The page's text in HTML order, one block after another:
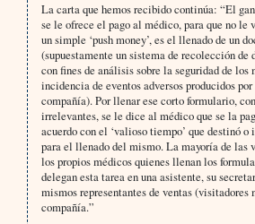
La carta que hemos recibido continúa: “El
se le ofrece el pago al médico, para que no le
un simple ‘push money’, es el llenado de un
(supuestamente un sistema de recolección de
con fines de análisis sobre la seguridad de los
incidencia de eventos adversos producidos
compañía). Por llenar ese corto formulario,
irrelevantes, se le dice al médico que se la
acuerdo con el ‘valioso tiempo’ que destinó
para el llenado del mismo. La mayoría de las
los propios médicos quienes llenan los
delegan esta tarea en una asistente, su
mismos representantes de ventas (visitadores
compañía.”